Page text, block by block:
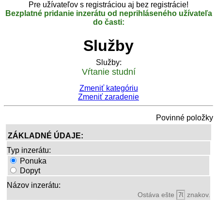
Pre užívateľov s registráciou aj bez registrácie!
Bezplatné pridanie inzerátu od neprihláseného užívateľa
do časti:
Služby
Služby:
Vŕtanie studní
Zmeniť kategóriu
Zmeniť zaradenie
Povinné položky
ZÁKLADNÉ ÚDAJE:
Typ inzerátu:
Ponuka
Dopyt
Názov inzerátu:
Ostáva ešte znakov.